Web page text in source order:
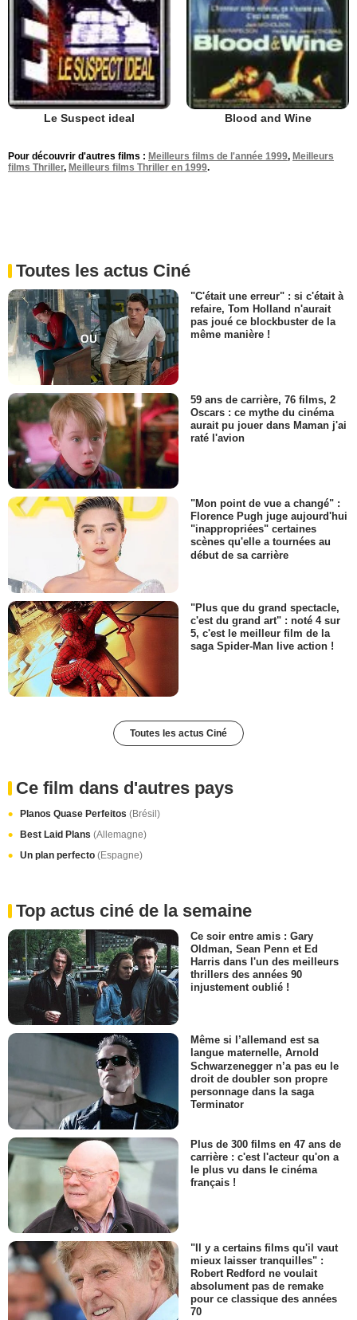
Le Suspect ideal Blood and Wine
Pour découvrir d'autres films : Meilleurs films de l'année 1999, Meilleurs
films Thriller, Meilleurs films Thriller en 1999.
Toutes les actus Ciné
"C'était une erreur" : si c'était à
refaire, Tom Holland n'aurait
pas joué ce blockbuster de la
même manière !
59 ans de carrière, 76 films, 2
Oscars : ce mythe du cinéma
aurait pu jouer dans Maman j'ai
raté l'avion
"Mon point de vue a changé" :
Florence Pugh juge aujourd'hui
"inappropriées" certaines
scènes qu'elle a tournées au
début de sa carrière
"Plus que du grand spectacle,
c'est du grand art" : noté 4 sur
5, c'est le meilleur film de la
saga Spider-Man live action !
Toutes les actus Ciné
Ce film dans d'autres pays
Planos Quase Perfeitos (Brésil)
Best Laid Plans (Allemagne)
Un plan perfecto (Espagne)
Top actus ciné de la semaine
Ce soir entre amis : Gary
Oldman, Sean Penn et Ed
Harris dans l'un des meilleurs
thrillers des années 90
injustement oublié !
Même si l’allemand est sa
langue maternelle, Arnold
Schwarzenegger n’a pas eu le
droit de doubler son propre
personnage dans la saga
Terminator
Plus de 300 films en 47 ans de
carrière : c'est l'acteur qu'on a
le plus vu dans le cinéma
français !
"Il y a certains films qu'il vaut
mieux laisser tranquilles" :
Robert Redford ne voulait
absolument pas de remake
pour ce classique des années
70